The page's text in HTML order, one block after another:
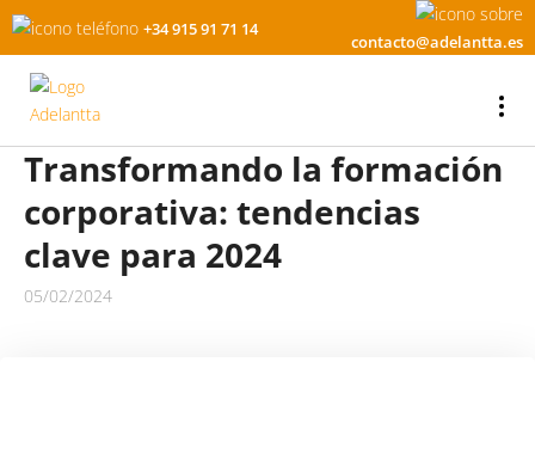
+34 915 91 71 14
contacto@adelantta.es
Transformando la formación
corporativa: tendencias
clave para 2024
05/02/2024